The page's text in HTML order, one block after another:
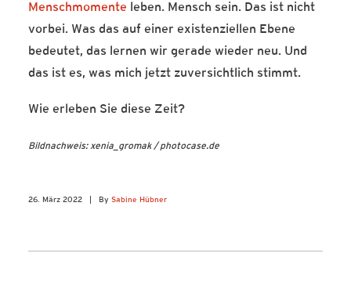
Menschmomente leben. Mensch sein. Das ist nicht
vorbei. Was das auf einer existenziellen Ebene
bedeutet, das lernen wir gerade wieder neu. Und
das ist es, was mich jetzt zuversichtlich stimmt.
Wie erleben Sie diese Zeit?
Bildnachweis: xenia_gromak / photocase.de
26. März 2022 By Sabine Hübner